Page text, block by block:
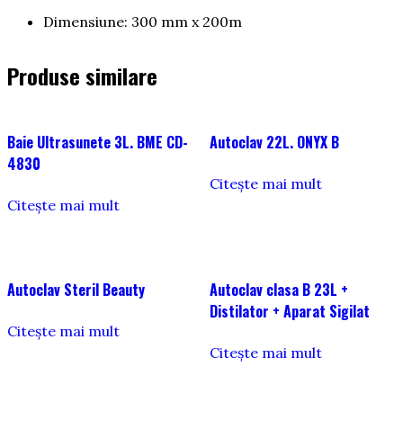
Dimensiune: 300 mm x 200m
Produse similare
Baie Ultrasunete 3L. BME CD-
4830
Citește mai mult
Autoclav 22L. ONYX B
Citește mai mult
Autoclav Steril Beauty
Citește mai mult
Autoclav clasa B 23L +
Distilator + Aparat Sigilat
Citește mai mult